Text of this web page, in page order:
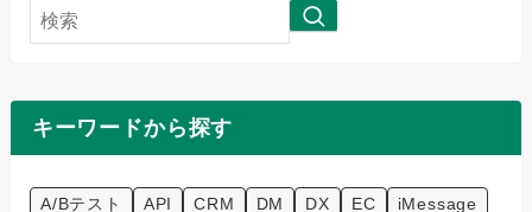
検
索
キーワードから探す
A/Bテスト API CRM DM DX EC iMessage